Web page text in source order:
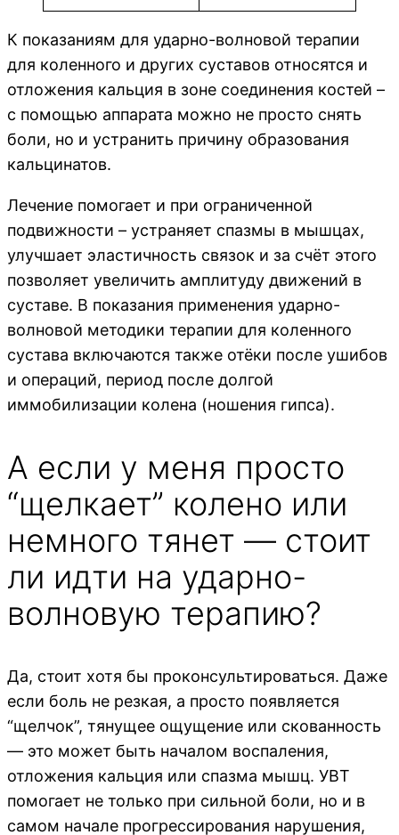
К показаниям для ударно-волновой терапии
для коленного и других суставов относятся и
отложения кальция в зоне соединения костей –
с помощью аппарата можно не просто снять
боли, но и устранить причину образования
кальцинатов.
Лечение помогает и при ограниченной
подвижности – устраняет спазмы в мышцах,
улучшает эластичность связок и за счёт этого
позволяет увеличить амплитуду движений в
суставе. В показания применения ударно-
волновой методики терапии для коленного
сустава включаются также отёки после ушибов
и операций, период после долгой
иммобилизации колена (ношения гипса).
А если у меня просто
“щелкает” колено или
немного тянет — стоит
ли идти на ударно-
волновую терапию?
Да, стоит хотя бы проконсультироваться. Даже
если боль не резкая, а просто появляется
“щелчок”, тянущее ощущение или скованность
— это может быть началом воспаления,
отложения кальция или спазма мышц. УВТ
помогает не только при сильной боли, но и в
самом начале прогрессирования нарушения,